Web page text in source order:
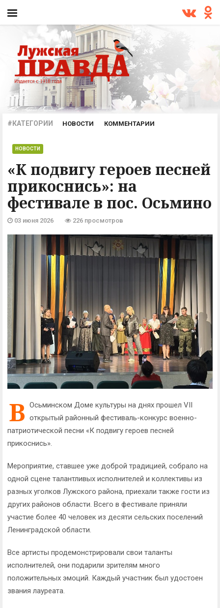
#КАТЕГОРИИ НОВОСТИ КОММЕНТАРИИ
«К подвигу героев песней
прикоснись»: на
фестивале в пос. Осьмино
НОВОСТИ
03 июня 2026 226 просмотров
В Осьминском Доме культуры на днях прошел VII
открытый районный фестиваль-конкурс военно-
патриотической песни «К подвигу героев песней
прикоснись».
Мероприятие, ставшее уже доброй традицией, собрало на
одной сцене талантливых исполнителей и коллективы из
разных уголков Лужского района, приехали также гости из
других районов области. Всего в фестивале приняли
участие более 40 человек из десяти сельских поселений
Ленинградской области.
Все артисты продемонстрировали свои таланты
исполнителей, они подарили зрителям много
положительных эмоций. Каждый участник был удостоен
звания лауреата.